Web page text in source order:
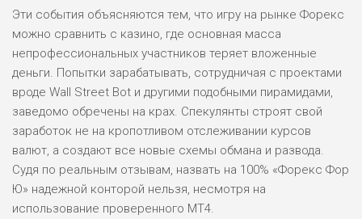
Эти события объясняются тем, что игру на рынке Форекс
можно сравнить с казино, где основная масса
непрофессиональных участников теряет вложенные
деньги. Попытки зарабатывать, сотрудничая с проектами
вроде Wall Street Bot и другими подобными пирамидами,
заведомо обречены на крах. Спекулянты строят свой
заработок не на кропотливом отслеживании курсов
валют, а создают все новые схемы обмана и развода.
Судя по реальным отзывам, назвать на 100% «Форекс Фор
Ю» надежной конторой нельзя, несмотря на
использование проверенного МТ4.